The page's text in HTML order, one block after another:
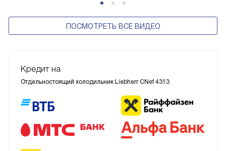
ПОСМОТРЕТЬ ВСЕ ВИДЕО
Кредит на
Отдельностоящий холодильник Liebherr CNef 4313